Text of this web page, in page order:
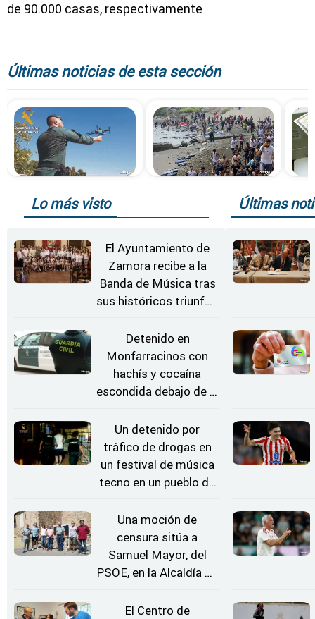
de 90.000 casas, respectivamente
Últimas noticias de esta sección
Lo más visto
El Ayuntamiento de
Zamora recibe a la
Banda de Música tras
sus históricos triunfos
Detenido en
Monfarracinos con
hachís y cocaína
escondida debajo de la
coche
Un detenido por
tráfico de drogas en
un festival de música
tecno en un pueblo de
Una moción de
censura sitúa a
Samuel Mayor, del
PSOE, en la Alcaldía de
El Centro de
Últimas